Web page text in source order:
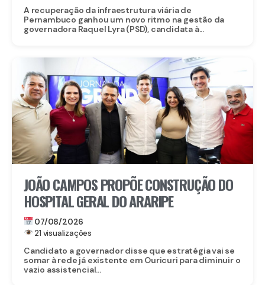
A recuperação da infraestrutura viária de
Pernambuco ganhou um novo ritmo na gestão da
governadora Raquel Lyra (PSD), candidata à...
JOÃO CAMPOS PROPÕE CONSTRUÇÃO DO
HOSPITAL GERAL DO ARARIPE
07/08/2026
21 visualizações
Candidato a governador disse que estratégia vai se
somar à rede já existente em Ouricuri para diminuir o
vazio assistencial...